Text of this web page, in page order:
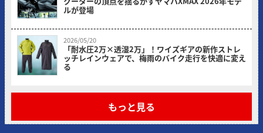
ルが登場
2026/05/20
「耐水圧2万×透湿2万」！ワイズギアの新作ストレ
ッチレインウェアで、梅雨のバイク走行を快適に変え
る
もっと見る